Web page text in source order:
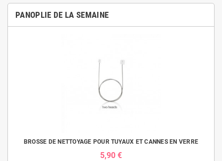
PANOPLIE DE LA SEMAINE
BROSSE DE NETTOYAGE POUR TUYAUX ET CANNES EN VERRE
5,90 €